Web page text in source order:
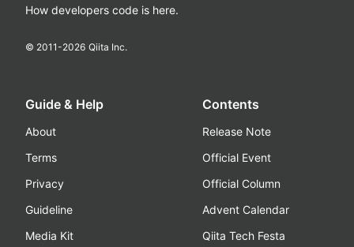
How developers code is here.
© 2011-2026 Qiita Inc.
Guide & Help
About
Terms
Privacy
Guideline
Media Kit
Contents
Release Note
Official Event
Official Column
Advent Calendar
Qiita Tech Festa